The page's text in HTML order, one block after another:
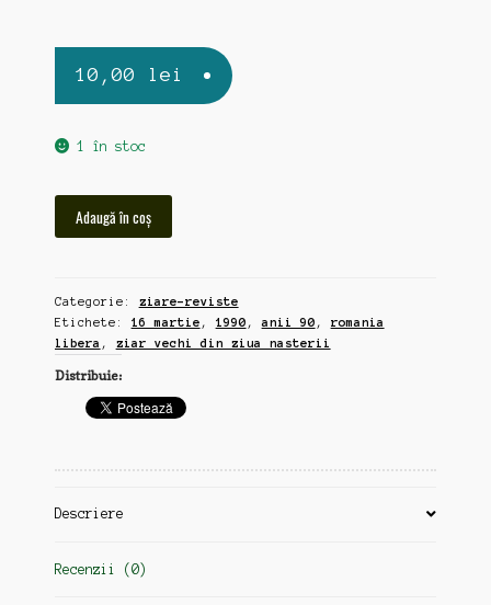
10,00 lei
1 în stoc
Romania
vechi
din
ziua
nasterii,
martie,
Adaugă în coș
Categorie: ziare-reviste
Etichete: 16 martie , 1990 ,anii 90 , romania
libera , ziar vechi din ziua nasterii
Distribuie:
Descriere
Recenzii (0)